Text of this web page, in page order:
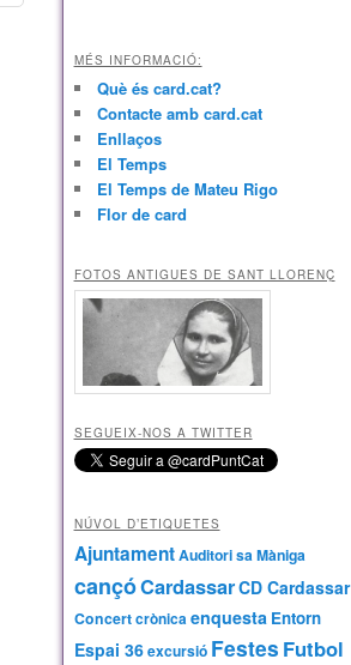
MÉS INFORMACIÓ:
Què és card.cat?
Contacte amb card.cat
Enllaços
El Temps
El Temps de Mateu Rigo
Flor de card
FOTOS ANTIGUES DE SANT LLORENÇ
SEGUEIX-NOS A TWITTER
NÚVOL D’ETIQUETES
AjuntamentAuditori sa Màniga
cançóCardassarCD Cardassar
Concertcrònicaenquesta Entorn
Espai 36excursió Festes Futbol